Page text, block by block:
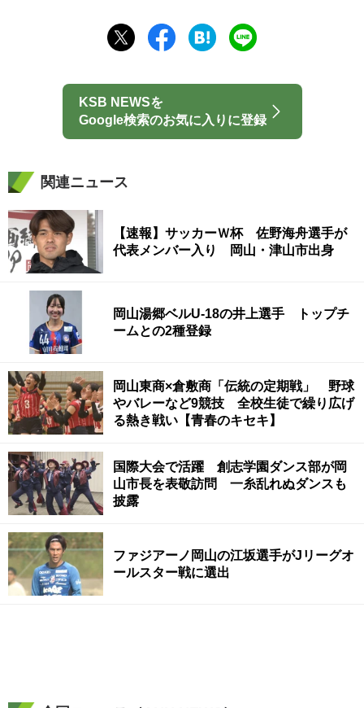
KSB NEWSを
Google検索のお気に入りに登録
関連ニュース
【速報】サッカーＷ杯 佐野海舟選手が
代表メンバー入り 岡山・津山市出身
岡山湯郷ベルU-18の井上選手 トップチ
ームとの2種登録
岡山東商×倉敷商「伝統の定期戦」 野球
やバレーなど9競技 全校生徒で繰り広げ
る熱き戦い【青春のキセキ】
国際大会で活躍 創志学園ダンス部が岡
山市長を表敬訪問 一糸乱れぬダンスも
披露
ファジアーノ岡山の江坂選手がJリーグオ
ールスター戦に選出